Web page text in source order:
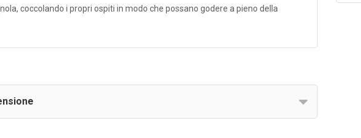
coccolando i propri ospiti in modo che possano godere a pieno della